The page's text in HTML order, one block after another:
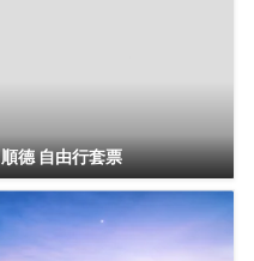
順德 自由行套票